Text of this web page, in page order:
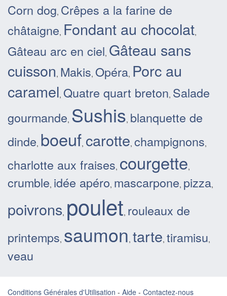
Corn dog, Crêpes a la farine de
châtaigne, Fondant au chocolat,
Gâteau arc en ciel, Gâteau sans
cuisson, Makis, Opéra, Porc au
caramel, Quatre quart breton, Salade
gourmande, Sushis, blanquette de
dinde, boeuf, carotte, champignons,
charlotte aux fraises, courgette,
crumble, idée apéro, mascarpone, pizza,
poivrons, poulet, rouleaux de
printemps, saumon, tarte, tiramisu,
veau
Conditions Générales d'Utilisation - Aide - Contactez-nous